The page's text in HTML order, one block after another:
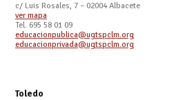
c/ Luis Rosales, 7 – 02004 Albacete
ver mapa
Tel. 695 58 01 09
educacionpublica@ugtspclm.org
educacionprivada@ugtspclm.org
Toledo